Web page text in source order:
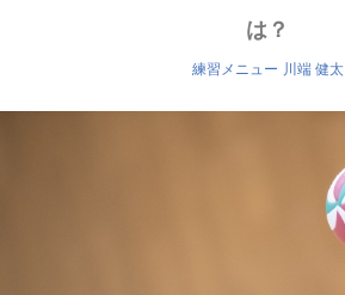
は？
練習メニュー 川端 健太